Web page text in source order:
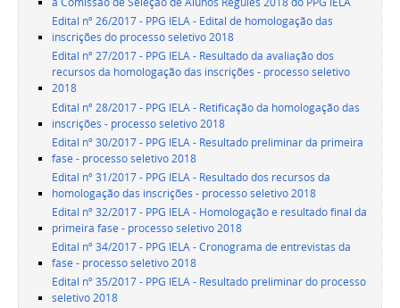
Edital nº 26/2017 - PPG IELA - Edital de homologação das
inscrições do processo seletivo 2018
Edital nº 27/2017 - PPG IELA - Resultado da avaliação dos
recursos da homologação das inscrições - processo seletivo
2018
Edital nº 28/2017 - PPG IELA - Retificação da homologação das
inscrições - processo seletivo 2018
Edital nº 30/2017 - PPG IELA - Resultado preliminar da primeira
fase - processo seletivo 2018
Edital nº 31/2017 - PPG IELA - Resultado dos recursos da
homologação das inscrições - processo seletivo 2018
Edital nº 32/2017 - PPG IELA - Homologação e resultado final da
primeira fase - processo seletivo 2018
Edital nº 34/2017 - PPG IELA - Cronograma de entrevistas da
fase - processo seletivo 2018
Edital nº 35/2017 - PPG IELA - Resultado preliminar do processo
seletivo 2018